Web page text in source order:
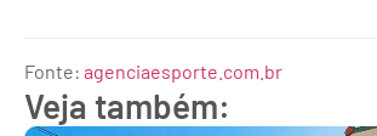
Fonte: agenciaesporte.com.br
Veja também: